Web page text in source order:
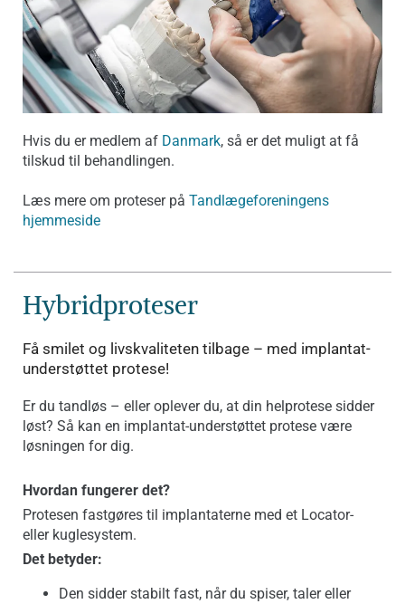
Hvis du er medlem af Danmark, så er det muligt at få
tilskud til behandlingen.
Læs mere om proteser på Tandlægeforeningens
hjemmeside
Hybridproteser
Få smilet og livskvaliteten tilbage – med implantat-
understøttet protese!
Er du tandløs – eller oplever du, at din helprotese sidder
løst? Så kan en implantat-understøttet protese være
løsningen for dig.
Hvordan fungerer det?
Protesen fastgøres til implantaterne med et Locator-
eller kuglesystem.
Det betyder:
Den sidder stabilt fast, når du spiser, taler eller